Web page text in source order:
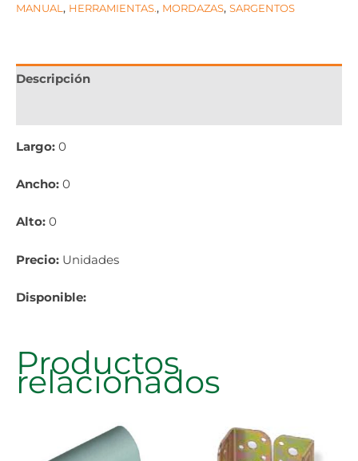
MANUAL , HERRAMIENTAS., MORDAZAS, SARGENTOS
Descripción
Largo: 0
Ancho: 0
Alto: 0
Precio: Unidades
Disponible:
Productos
relacionados